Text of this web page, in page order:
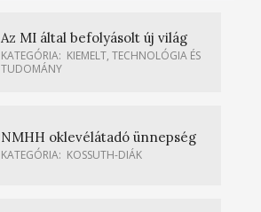
Az MI által befolyásolt új világ
KATEGÓRIA: KIEMELT, TECHNOLÓGIA ÉS
TUDOMÁNY
NMHH oklevélátadó ünnepség
KATEGÓRIA: KOSSUTH-DIÁK